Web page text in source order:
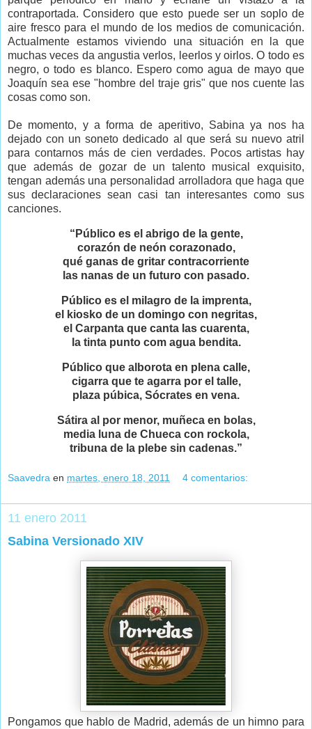
contraportada. Considero que esto puede ser un soplo de
aire fresco para el mundo de los medios de comunicación.
Actualmente estamos viviendo una situación en la que
muchas veces da angustia verlos, leerlos y oirlos. O todo es
negro, o todo es blanco. Espero como agua de mayo que
Joaquín sea ese "hombre del traje gris" que nos cuente las
cosas como son.
De momento, y a forma de aperitivo, Sabina ya nos ha
dejado con un soneto dedicado al que será su nuevo atril
para contarnos más de cien verdades. Pocos artistas hay
que además de gozar de un talento musical exquisito,
tengan además una personalidad arrolladora que haga que
sus declaraciones sean casi tan interesantes como sus
canciones.
“Público es el abrigo de la gente,
corazón de neón corazonado,
qué ganas de gritar contracorriente
las nanas de un futuro con pasado.
Público es el milagro de la imprenta,
el kiosko de un domingo con negritas,
el Carpanta que canta las cuarenta,
la tinta punto com agua bendita.
Público que alborota en plena calle,
cigarra que te agarra por el talle,
plaza púbica, Sócrates en vena.
Sátira al por menor, muñeca en bolas,
media luna de Chueca con rockola,
tribuna de la plebe sin cadenas.”
Saavedra en martes, enero 18, 2011 4 comentarios:
11 enero 2011
Sabina Versionado XIV
Pongamos que hablo de Madrid, además de un himno para